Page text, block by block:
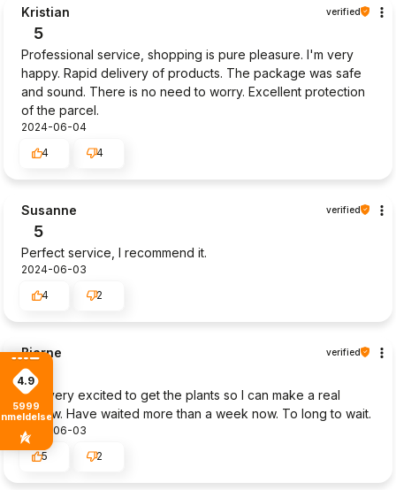
Kristian verified
5
Professional service, shopping is pure pleasure. I'm very
happy. Rapid delivery of products. The package was safe
and sound. There is no need to worry. Excellent protection
of the parcel.
2024-06-04
4
4
Susanne verified
5
Perfect service, I recommend it.
2024-06-03
4
2
Bjarne verified
3
I am very excited to get the plants so I can make a real
review. Have waited more than a week now. To long to wait.
2024-06-03
5
2
4.9
5999